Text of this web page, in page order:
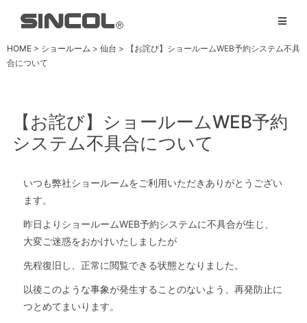
HOME > ショールーム > 仙台 >
【お詫び】ショールームWEB予約システム不具
合について
【お詫び】ショールームWEB予約
システム不具合について
いつも弊社ショールームをご利用いただきありがとうござい
ます。
昨日よりショールームWEB予約システムに不具合が生じ、
大変ご迷惑をおかけいたしましたが
先程復旧し、正常に閲覧できる状態となりました。
以後このような事象が発生することのないよう、再発防止に
つとめてまいります。